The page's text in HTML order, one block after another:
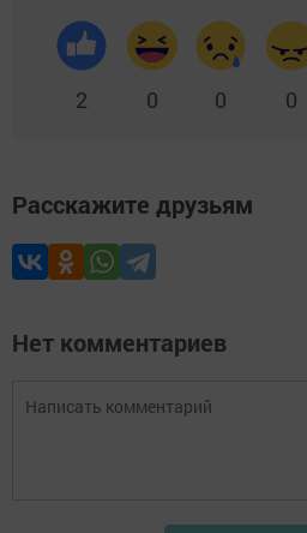
2 0 0 0
Расскажите друзьям
Нет комментариев